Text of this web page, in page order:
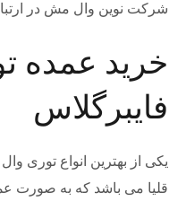
شرکت نوین وال مش در
خرید عمده
فایبرگلاس
یکی از بهترین انواع توری
قلیا می باشد که به صورت